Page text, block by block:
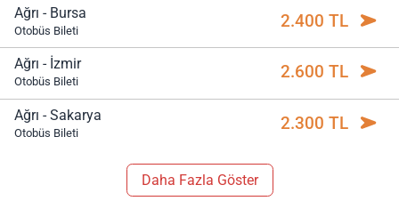
Ağrı - Bursa
Otobüs Bileti 2.400 TL
Ağrı - İzmir
Otobüs Bileti 2.600 TL
Ağrı - Sakarya
Otobüs Bileti 2.300 TL
Daha Fazla Göster